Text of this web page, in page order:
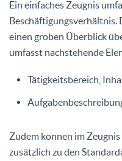
Ein einfaches Zeugnis
einen groben Überblick
umfasst nachstehende
Tätigkeitsbereich,
Zudem können im
zusätzlich zu den